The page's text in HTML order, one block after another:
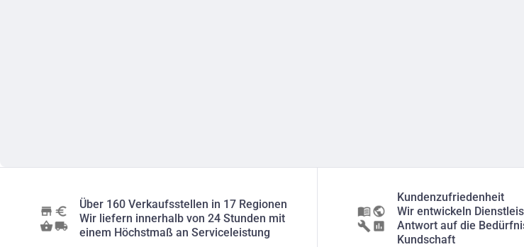
Über 160 Verkaufsstellen in 17 Regionen
Wir liefern innerhalb von 24 Stunden mit
einem Höchstmaß an Serviceleistung
Kundenzufriedenheit
Wir entwickeln
Antwort auf die
Kundschaft